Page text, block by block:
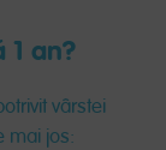
1 an?
vârstei
mai jos: